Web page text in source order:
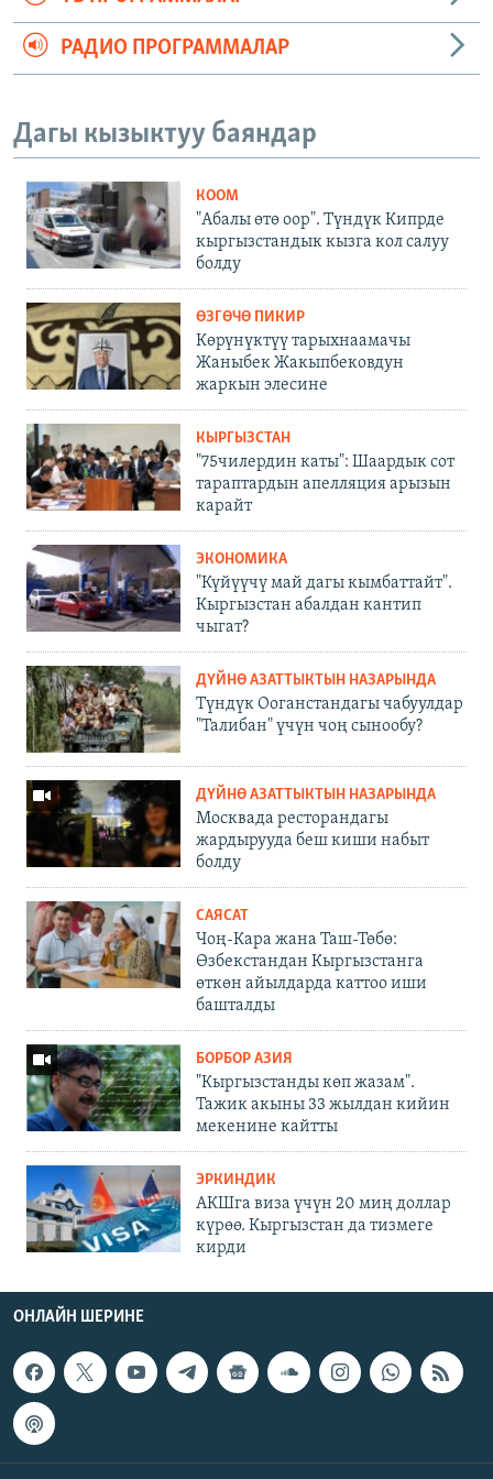
РАДИО ПРОГРАММАЛАР
Дагы кызыктуу баяндар
КООМ
"Абалы өтө оор". Түндүк Кипрде
кыргызстандык кызга кол салуу
болду
ӨЗГӨЧӨ ПИКИР
Көрүнүктүү тарыхнаамачы
Жаныбек Жакыпбековдун
жаркын элесине
КЫРГЫЗСТАН
"75чилердин каты": Шаардык сот
тараптардын апелляция арызын
карайт
ЭКОНОМИКА
"Күйүүчү май дагы кымбаттайт".
Кыргызстан абалдан кантип
чыгат?
ДҮЙНӨ АЗАТТЫКТЫН НАЗАРЫНДА
Түндүк Ооганстандагы чабуулдар
"Талибан" үчүн чоң сынообу?
ДҮЙНӨ АЗАТТЫКТЫН НАЗАРЫНДА
Москвада ресторандагы
жардырууда беш киши набыт
болду
САЯСАТ
Чоң-Кара жана Таш-Төбө:
Өзбекстандан Кыргызстанга
өткөн айылдарда каттоо иши
башталды
БОРБОР АЗИЯ
"Кыргызстанды көп жазам".
Тажик акыны 33 жылдан кийин
мекенине кайтты
ЭРКИНДИК
АКШга виза үчүн 20 миң доллар
күрөө. Кыргызстан да тизмеге
кирди
ОНЛАЙН ШЕРИНЕ